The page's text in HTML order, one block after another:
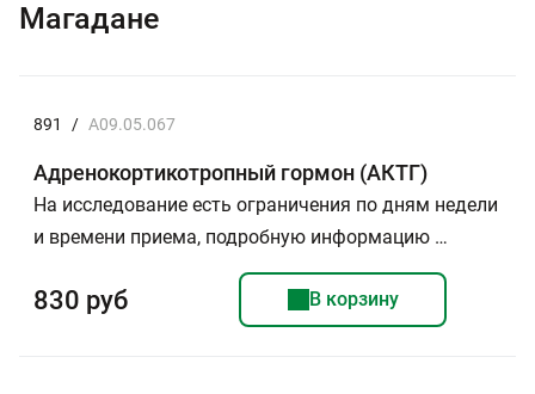
Магадане
891 / A09.05.067
Адренокортикотропный гормон (АКТГ)
На исследование есть ограничения по дням недели
и времени приема, подробную информацию …
830 руб В корзину